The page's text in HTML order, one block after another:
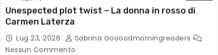
Unespected plot twist – La donna in rosso di
Carmen Laterza
Lug 23, 2026
Sabrina Goooodmorningreaders
Nessun Commento